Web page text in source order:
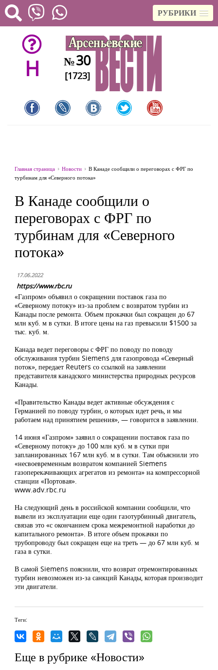
РУБРИКИ
H №30
[1723]
Главная страница Новости
В Канаде сообщили о переговорах с ФРГ по
турбинам для «Северного потока»
В Канаде сообщили о
переговорах с ФРГ по
турбинам для «Северного
потока»
17.06.2022
https://www.rbc.ru
«Газпром» объявил о сокращении поставок газа по
«Северному потоку» из-за проблем с возвратом турбин из
Канады после ремонта. Объем прокачки был сокращен до 67
млн куб. м в сутки. В итоге цены на газ превысили $1500 за
тыс. куб. м.
Канада ведет переговоры с ФРГ по поводу по поводу
обслуживания турбин Siemens для газопровода «Северный
поток», передает Reuters со ссылкой на заявлении
представителя канадского министерства природных ресурсов
Канады.
«Правительство Канады ведет активные обсуждения с
Германией по поводу турбин, о которых идет речь, и мы
работаем над принятием решения», — говорится в заявлении.
14 июня «Газпром» заявил о сокращении поставок газа по
«Северному потоку» до 100 млн куб. м в сутки при
запланированных 167 млн куб. м в сутки. Там объяснили это
«несвоевременным возвратом компанией Siemens
газоперекачивающих агрегатов из ремонта» на компрессорной
станции «Портовая».
www.adv.rbc.ru
На следующий день в российской компании сообщили, что
вывели из эксплуатации еще один газотурбинный двигатель,
связав это «с окончанием срока межремонтной наработки до
капитального ремонта». В итоге объем прокачки по
трубопроводу был сокращен еще на треть — до 67 млн куб. м
газа в сутки.
В самой Siemens пояснили, что возврат отремонтированных
турбин невозможен из-за санкций Канады, которая производит
эти двигатели.
Теги:
Еще в рубрике «Новости»